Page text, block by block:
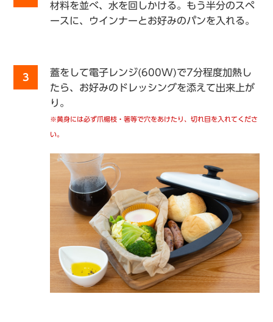
材料を並べ、水を回しかける。もう半分のスペ
ースに、ウインナーとお好みのパンを入れる。
3
蓋をして電子レンジ(600W)で7分程度加熱し
たら、お好みのドレッシングを添えて出来上が
り。
※黄身には必ず爪楊枝・箸等で穴をあけたり、切れ目を入れてくださ
い。